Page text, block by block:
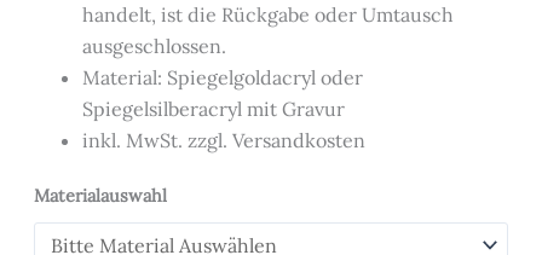
handelt, ist die Rückgabe oder Umtausch
ausgeschlossen.
Material: Spiegelgoldacryl oder
Spiegelsilberacryl mit Gravur
inkl. MwSt. zzgl. Versandkosten
Materialauswahl